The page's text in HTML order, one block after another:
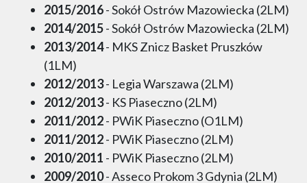
2015/2016- Sokół Ostrów Mazowiecka (2LM)
2014/2015- Sokół Ostrów Mazowiecka (2LM)
2013/2014- MKS Znicz Basket Pruszków
(1LM)
2012/2013- Legia Warszawa (2LM)
2012/2013- KS Piaseczno (2LM)
2011/2012- PWiK Piaseczno (O1LM)
2011/2012- PWiK Piaseczno (2LM)
2010/2011 - PWiK Piaseczno (2LM)
2009/2010- Asseco Prokom 3 Gdynia (2LM)